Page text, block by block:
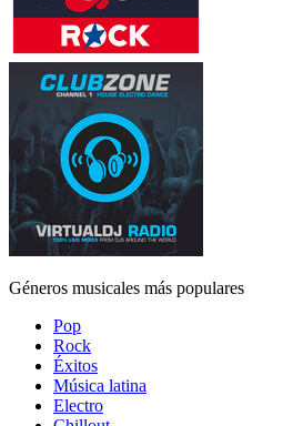
Géneros musicales más populares
Pop
Rock
Éxitos
Música latina
Electro